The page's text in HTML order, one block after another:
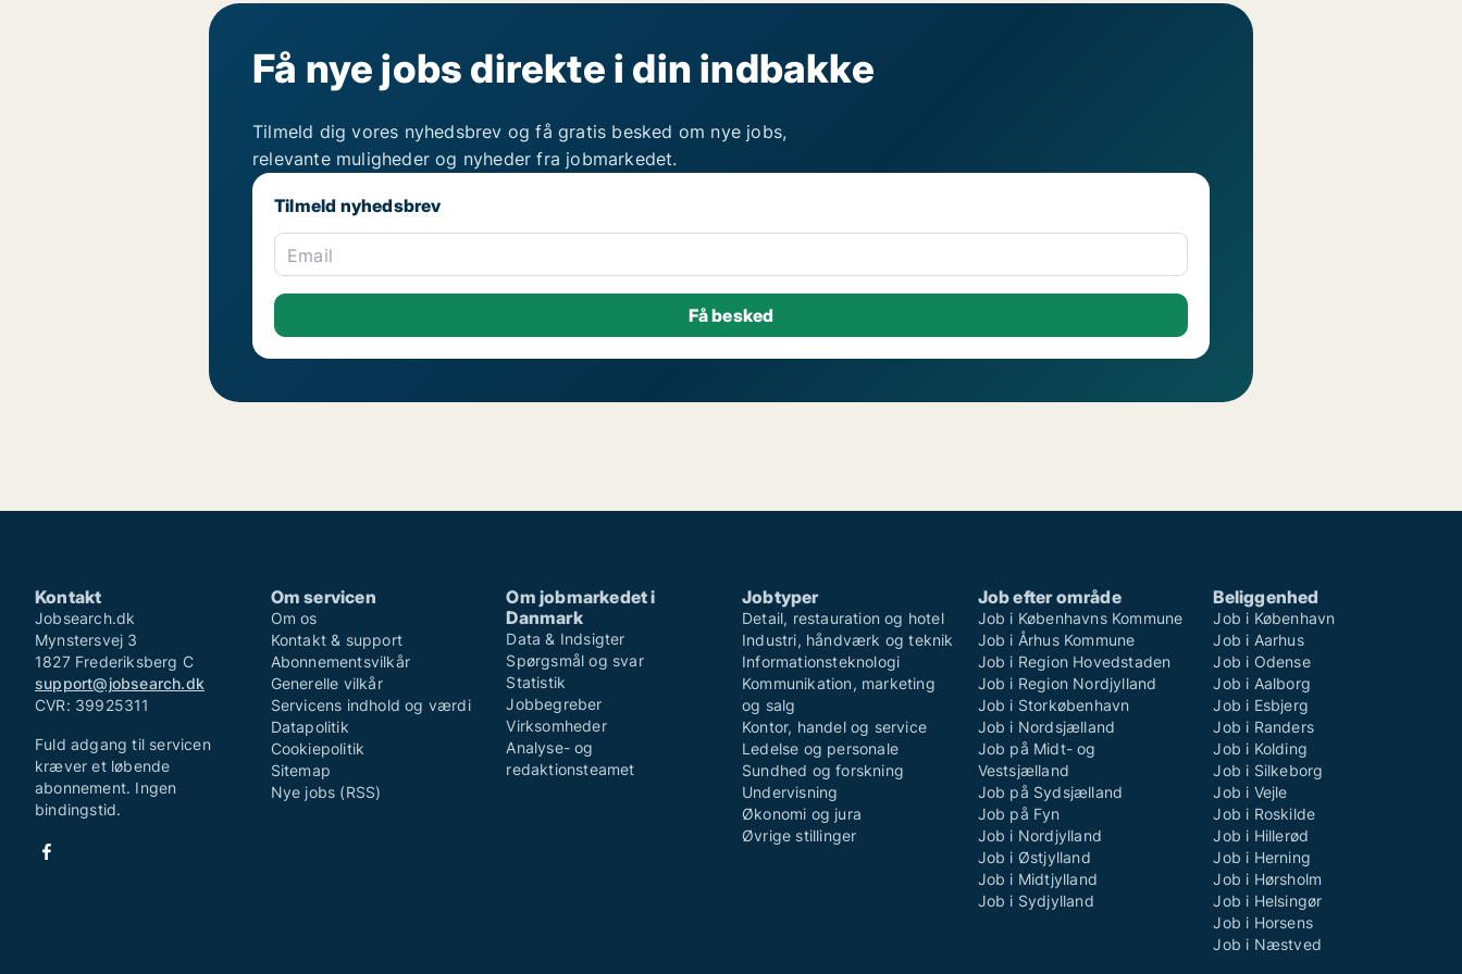
Få nye jobs direkte i din indbakke
Tilmeld dig vores nyhedsbrev og få gratis besked om nye jobs,
relevante muligheder og nyheder fra jobmarkedet.
Tilmeld nyhedsbrev
Email
Kontakt
Jobsearch.dk
Mynstersvej 3
1827 Frederiksberg C
support@jobsearch.dk
CVR: 39925311
Fuld adgang til servicen
kræver et løbende
abonnement. Ingen
bindingstid.
Om servicen
Om os
Kontakt & support
Abonnementsvilkår
Generelle vilkår
Servicens indhold og værdi
Datapolitik
Cookiepolitik
Sitemap
Nye jobs (RSS)
Om jobmarkedet i
Danmark
Data & Indsigter
Spørgsmål og svar
Statistik
Jobbegreber
Virksomheder
Analyse- og
redaktionsteamet
Jobtyper
Detail, restauration og hotel
Industri, håndværk og teknik
Informationsteknologi
Kommunikation, marketing
og salg
Kontor, handel og service
Ledelse og personale
Sundhed og forskning
Undervisning
Økonomi og jura
Øvrige stillinger
Job efter område
Job i Københavns Kommune
Job i Århus Kommune
Job i Region Hovedstaden
Job i Region Nordjylland
Job i Storkøbenhavn
Job i Nordsjælland
Job på Midt- og
Vestsjælland
Job på Sydsjælland
Job på Fyn
Job i Nordjylland
Job i Østjylland
Job i Midtjylland
Job i Sydjylland
Beliggenhed
Job i København
Job i Aarhus
Job i Odense
Job i Aalborg
Job i Esbjerg
Job i Randers
Job i Kolding
Job i Silkeborg
Job i Vejle
Job i Roskilde
Job i Hillerød
Job i Herning
Job i Hørsholm
Job i Helsingør
Job i Horsens
Job i Næstved